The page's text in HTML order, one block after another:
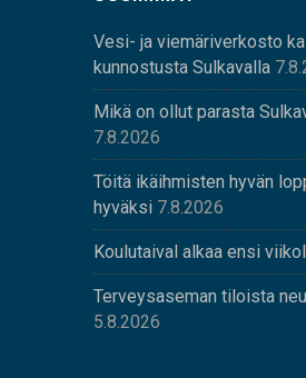
Vesi- ja viemäriverkosto
kunnostusta Sulkavalla
Mikä on ollut parasta
7.8.2026
Töitä ikäihmisten hyvän
hyväksi 7.8.2026
Koulutaival alkaa ensi
Terveysaseman tiloista
5.8.2026